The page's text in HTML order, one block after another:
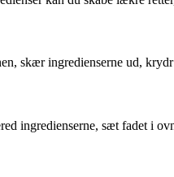
skær ingredienserne ud,
ingredienserne, sæt fadet i